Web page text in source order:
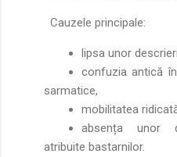
Cauzele principale:
lipsa unor
confuzia antică
sarmatice,
mobilitatea
absența unor
atribuite bastarnilor.